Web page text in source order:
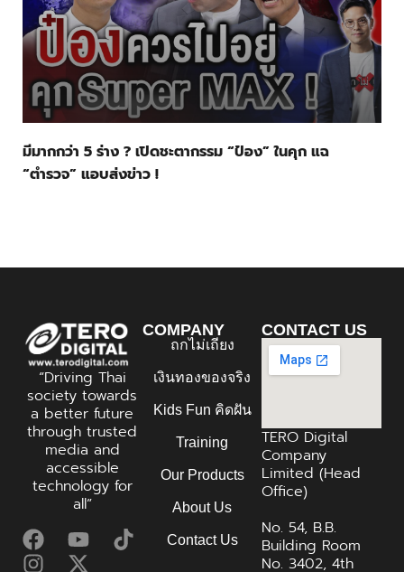
มีมากกว่า 5 ร่าง ? เปิดชะตากรรม “ป๋อง” ในคุก แฉ
“ตำรวจ” แอบส่งข่าว !
“Driving Thai
society towards
a better future
through trusted
media and
accessible
technology for
all”
COMPANY
ถกไม่เถียง
เงินทองของจริง
Kids Fun คิดฝัน
Training
Our Products
About Us
Contact Us
CONTACT US
TERO Digital
Company
Limited (Head
Office)
No. 54, B.B.
Building Room
No. 3402, 4th